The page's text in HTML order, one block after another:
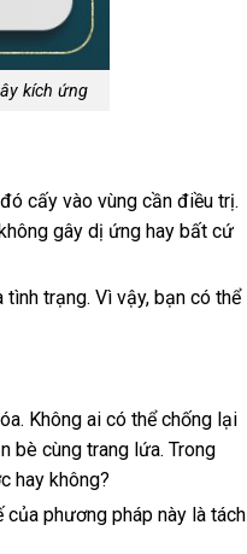
kích ứng
cấy vào vùng cần điều trị.
gây dị ứng hay bất cứ
trạng. Vì vậy, bạn có thể
Không ai có thể chống lại
bè cùng trang lứa. Trong
hay không?
phương pháp này là tách